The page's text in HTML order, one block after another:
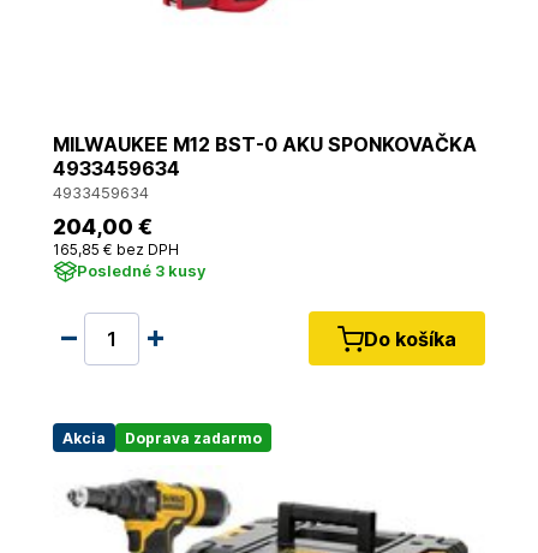
MILWAUKEE M12 BST-0 AKU SPONKOVAČKA
4933459634
4933459634
204,00 €
165,85 € bez DPH
Posledné 3 kusy
Do košíka
Akcia Doprava zadarmo